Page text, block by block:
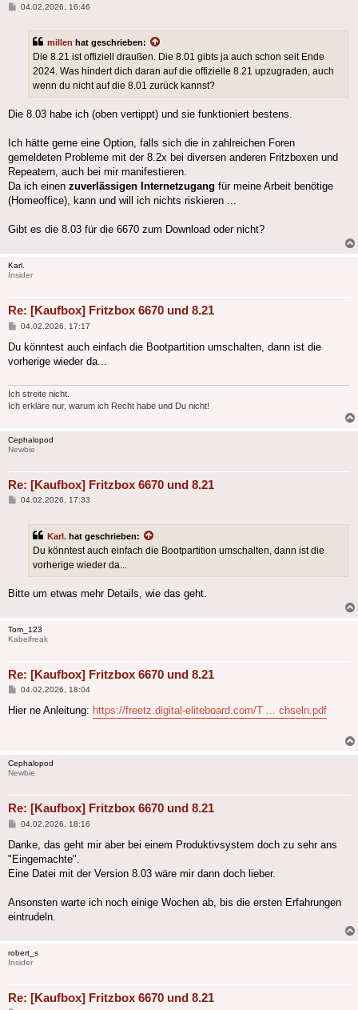
Beitrag
04.02.2026, 16:46
millen hat geschrieben:
Die 8.21 ist offiziell draußen. Die 8.01 gibts ja auch schon seit Ende
2024. Was hindert dich daran auf die offizielle 8.21 upzugraden, auch
wenn du nicht auf die 8.01 zurück kannst?
Die 8.03 habe ich (oben vertippt) und sie funktioniert bestens.
Ich hätte gerne eine Option, falls sich die in zahlreichen Foren
gemeldeten Probleme mit der 8.2x bei diversen anderen Fritzboxen und
Repeatern, auch bei mir manifestieren.
Da ich einen zuverlässigen Internetzugang für meine Arbeit benötige
(Homeoffice), kann und will ich nichts riskieren ...
Gibt es die 8.03 für die 6670 zum Download oder nicht?
Karl.
Insider
Re: [Kaufbox] Fritzbox 6670 und 8.21
Beitrag
04.02.2026, 17:17
Du könntest auch einfach die Bootpartition umschalten, dann ist die
vorherige wieder da...
Ich streite nicht.
Ich erkläre nur, warum ich Recht habe und Du nicht!
Cephalopod
Newbie
Re: [Kaufbox] Fritzbox 6670 und 8.21
Beitrag
04.02.2026, 17:33
Karl. hat geschrieben:
Du könntest auch einfach die Bootpartition umschalten, dann ist die
vorherige wieder da...
Bitte um etwas mehr Details, wie das geht.
Tom_123
Kabelfreak
Re: [Kaufbox] Fritzbox 6670 und 8.21
Beitrag
04.02.2026, 18:04
Hier ne Anleitung: https://freetz.digital-eliteboard.com/T ... chseln.pdf
Cephalopod
Newbie
Re: [Kaufbox] Fritzbox 6670 und 8.21
Beitrag
04.02.2026, 18:16
Danke, das geht mir aber bei einem Produktivsystem doch zu sehr ans
"Eingemachte".
Eine Datei mit der Version 8.03 wäre mir dann doch lieber.
Ansonsten warte ich noch einige Wochen ab, bis die ersten Erfahrungen
eintrudeln.
robert_s
Insider
Re: [Kaufbox] Fritzbox 6670 und 8.21